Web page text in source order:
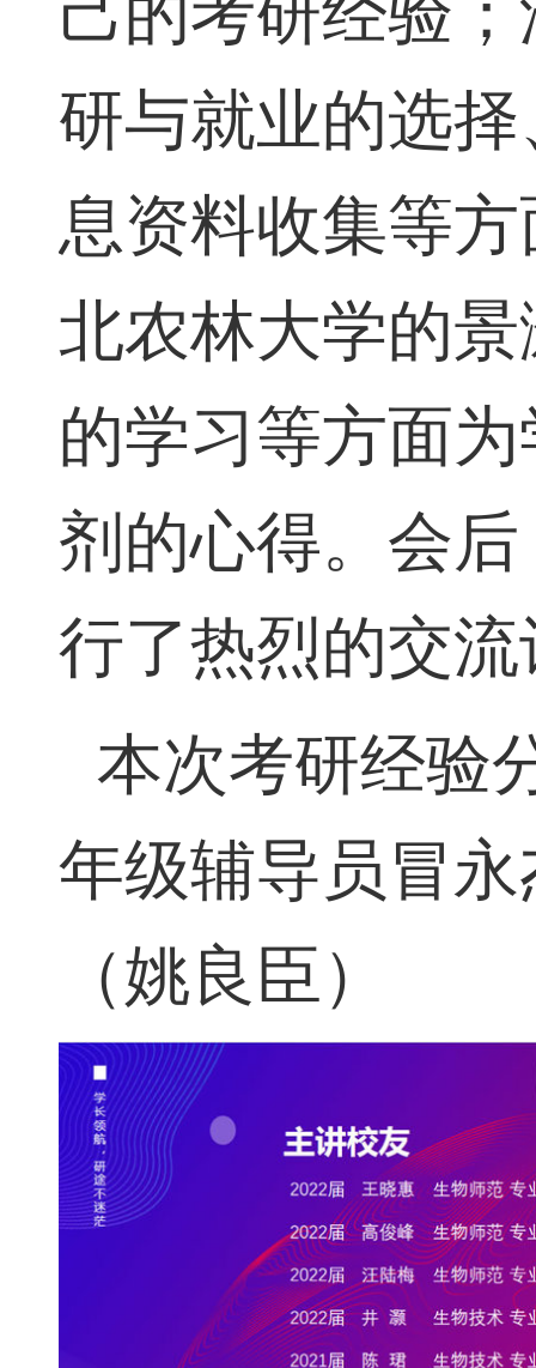
己的考研经验
研与就业的选
息资料收集等
北农林大学的
的学习等方面
剂的心得。会
行了热烈的交
本次考研经验
年级辅导员冒
（姚良臣）